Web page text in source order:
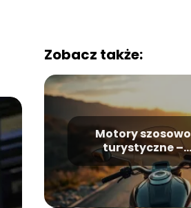
Zobacz także:
Motory szosowo
turystyczne –
najciekawsze
modele, który
wybrać?